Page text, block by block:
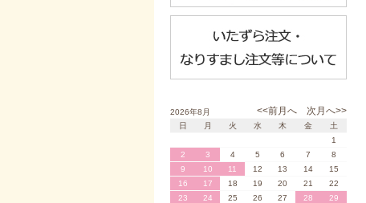
<<前月へ 次月へ>>
2026年8月
日
月 火 水 木 金
土
1
2
3 4 5 6 7
8
9
10 11 12 13 14
15
16
17 18 19 20 21
22
23
24 25 26 27 28
29